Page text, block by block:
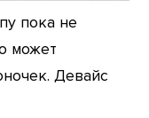
пока не
может
Девайс